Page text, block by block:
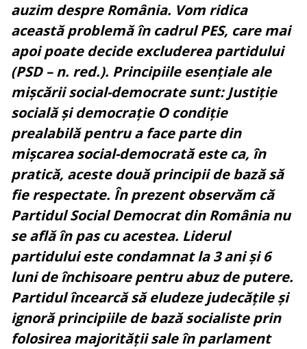
auzim despre România. Vom ridica
această problemă în cadrul PES, care mai
apoi poate decide excluderea partidului
(PSD – n. red.). Principiile esențiale ale
mișcării social-democrate sunt: Justiție
socială și democrație O condiție
prealabilă pentru a face parte din
mișcarea social-democrată este ca, în
pratică, aceste două principii de bază să
fie respectate. În prezent observăm că
Partidul Social Democrat din România nu
se află în pas cu acestea. Liderul
partidului este condamnat la 3 ani și 6
luni de închisoare pentru abuz de putere.
Partidul încearcă să eludeze judecățile și
ignoră principiile de bază socialiste prin
folosirea majorității sale în parlament